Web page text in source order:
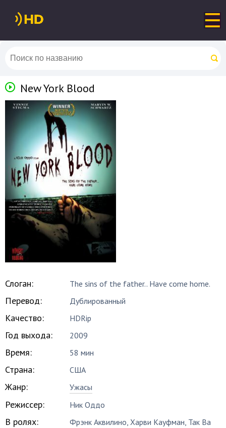
New York Blood
Слоган: The sins of the father.. Have come home.
Перевод: Дублированный
Качество: HDRip
Год выхода: 2009
Время: 58 мин
Страна: США
Жанр: Ужасы
Режиссер: Ник Оддо
В ролях: Фрэнк Аквилино,Харви Кауфман, Так Ва